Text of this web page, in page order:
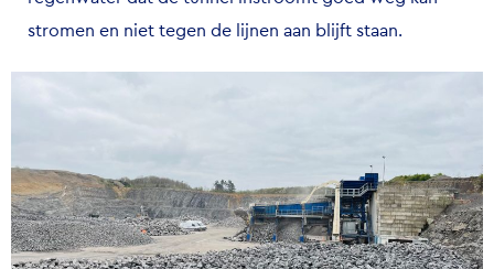
stromen en niet tegen de lijnen aan blijft staan.